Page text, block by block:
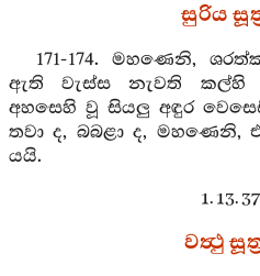
සුරිය
171-174. මහණෙනි,
ඇති වැස්ස නැවති කල්හි
අහසෙහි වූ සියලු අඳුර
තවා ද, බබළා ද, මහණෙනි,
යයි.
1. 13.
වත්‍ථු